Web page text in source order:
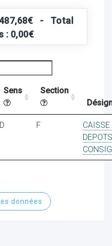
487,68€ - Total
: 0,00€
Sens
Section
D F
CAISSE
DEPOTS
données